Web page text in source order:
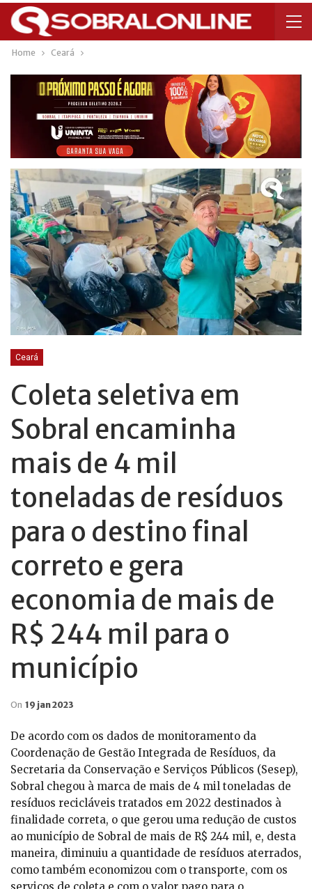
Home Ceará
Ceará
Coleta seletiva em
Sobral encaminha
mais de 4 mil
toneladas de resíduos
para o destino final
correto e gera
economia de mais de
R$ 244 mil para o
município
On 19 jan 2023
De acordo com os dados de monitoramento da
Coordenação de Gestão Integrada de Resíduos, da
Secretaria da Conservação e Serviços Públicos (Sesep),
Sobral chegou à marca de mais de 4 mil toneladas de
resíduos recicláveis tratados em 2022 destinados à
finalidade correta, o que gerou uma redução de custos
ao município de Sobral de mais de R$ 244 mil, e, desta
maneira, diminuiu a quantidade de resíduos aterrados,
como também economizou com o transporte, com os